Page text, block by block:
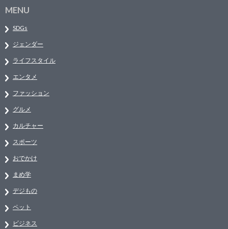
MENU
SDGs
ジェンダー
ライフスタイル
エンタメ
ファッション
グルメ
カルチャー
スポーツ
おでかけ
まめ学
デジもの
ペット
ビジネス